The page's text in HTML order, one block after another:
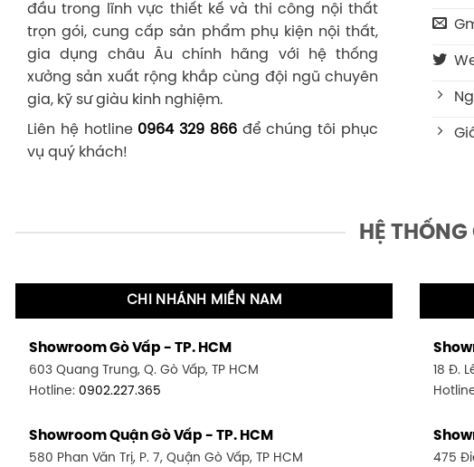
đầu trong lĩnh vực thiết kế và thi công nội thất
trọn gói, cung cấp sản phẩm phụ kiện nội thất,
gia dụng châu Âu chính hãng với hệ thống
xưởng sản xuất rộng khắp cùng đội ngũ chuyên
gia, kỹ sư giàu kinh nghiệm.
Liên hệ hotline 0964 329 866để chúng tôi phục
vụ quý khách!
HỆ
CHI NHÁNH MIỀN NAM
Showroom Gò Vấp - TP. HCM
603 Quang Trung, Q. Gò Vấp, TP HCM
Hotline: 0902.227.365
Showroom Quận Gò Vấp - TP. HCM
580 Phan Văn Trị, P. 7, Quận Gò Vấp, TP HCM
18 Đ.
475